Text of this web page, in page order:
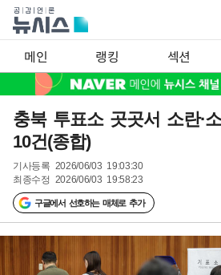
메인 랭킹 섹션
충북 투표소 곳곳서 소란·
10건(종합)
기사등록 2026/06/03 19:03:30
최종수정 2026/06/03 19:58:23
구글에서 선호하는 매체로 추가